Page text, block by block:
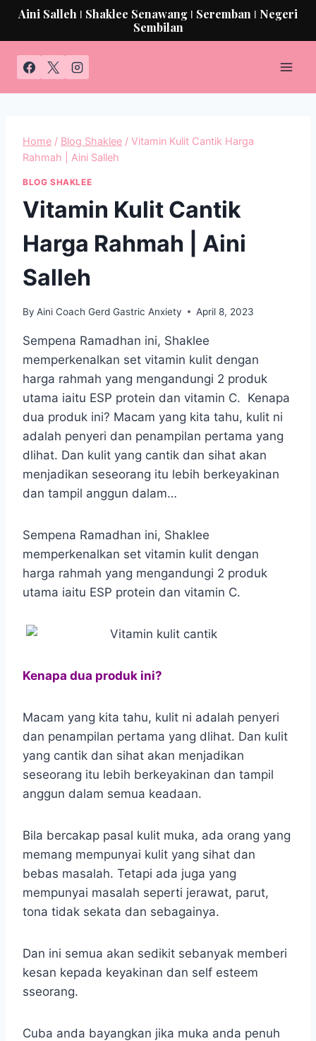
Aini Salleh ǀ Shaklee Senawang ǀ Seremban ǀ Negeri
Sembilan
Home / Blog Shaklee / Vitamin Kulit Cantik Harga
Rahmah | Aini Salleh
BLOG SHAKLEE
Vitamin Kulit Cantik
Harga Rahmah | Aini
Salleh
By Aini Coach Gerd Gastric Anxiety April 8, 2023
Sempena Ramadhan ini, Shaklee
memperkenalkan set vitamin kulit dengan
harga rahmah yang mengandungi 2 produk
utama iaitu ESP protein dan vitamin C. Kenapa
dua produk ini? Macam yang kita tahu, kulit ni
adalah penyeri dan penampilan pertama yang
dlihat. Dan kulit yang cantik dan sihat akan
menjadikan seseorang itu lebih berkeyakinan
dan tampil anggun dalam…
Sempena Ramadhan ini, Shaklee
memperkenalkan set vitamin kulit dengan
harga rahmah yang mengandungi 2 produk
utama iaitu ESP protein dan vitamin C.
Kenapa dua produk ini?
Macam yang kita tahu, kulit ni adalah penyeri
dan penampilan pertama yang dlihat. Dan kulit
yang cantik dan sihat akan menjadikan
seseorang itu lebih berkeyakinan dan tampil
anggun dalam semua keadaan.
Bila bercakap pasal kulit muka, ada orang yang
memang mempunyai kulit yang sihat dan
bebas masalah. Tetapi ada juga yang
mempunyai masalah seperti jerawat, parut,
tona tidak sekata dan sebagainya.
Dan ini semua akan sedikit sebanyak memberi
kesan kepada keyakinan dan self esteem
sseorang.
Cuba anda bayangkan jika muka anda penuh